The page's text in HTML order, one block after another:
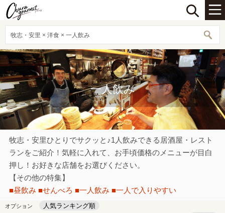
牧志・安里 × 洋食 × 一人飲み
一人飲み
牧志・安里ひとりでサクッと♪1人飲みできる居酒屋・レスト
ランをご紹介！気軽に入れて、お手頃価格のメニューが目白
押し！お好きな店舗をお選びください。
【その他の特集】
■昼飲み ■せんべろ ■一人飲み ■一人で入りやすい
オプション 人気ランキング順